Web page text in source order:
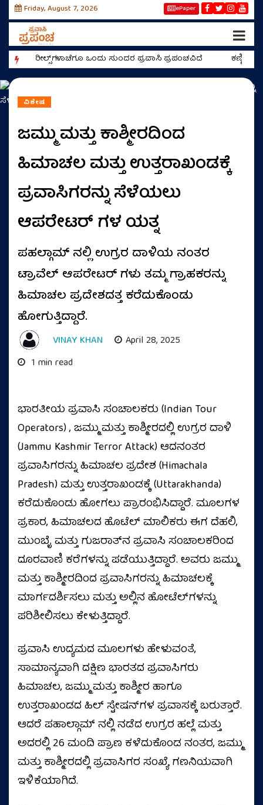
Friday, August 7, 2026 ePaper
ರೀಲ್ಸ್‌ಗಳಾಚೆಗೂ ಒಂದು ಸುಂದರ ಪ್ರವಾಸಿ ಪ್ರಪಂಚವಿದೆ ಕಣ್ಣಿಗೆ
ವಿಶೇಷ
ಜಮ್ಮು ಮತ್ತು ಕಾಶ್ಮೀರದಿಂದ
ಹಿಮಾಚಲ ಮತ್ತು ಉತ್ತರಾಖಂಡಕ್ಕೆ
ಪ್ರವಾಸಿಗರನ್ನು ಸೆಳೆಯಲು
ಆಪರೇಟರ್ ಗಳ ಯತ್ನ
ಪಹಲ್ಗಾಮ್ ನಲ್ಲಿ ಉಗ್ರರ ದಾಳಿಯ ನಂತರ
ಟ್ರಾವೆಲ್ ಆಪರೇಟರ್ ಗಳು ತಮ್ಮ ಗ್ರಾಹಕರನ್ನು
ಹಿಮಾಚಲ ಪ್ರದೇಶದತ್ತ ಕರೆದುಕೊಂಡು
ಹೋಗುತ್ತಿದ್ದಾರೆ.
VINAY KHAN
April 28, 2025
1 min read
ಭಾರತೀಯ ಪ್ರವಾಸಿ ಸಂಚಾಲಕರು (Indian Tour
Operators) , ಜಮ್ಮು ಮತ್ತು ಕಾಶ್ಮೀರದಲ್ಲಿ ಉಗ್ರರ ದಾಳಿ
(Jammu Kashmir Terror Attack) ಆದನಂತರ
ಪ್ರವಾಸಿಗರನ್ನು ಹಿಮಾಚಲ ಪ್ರದೇಶ (Himachala
Pradesh) ಮತ್ತು ಉತ್ತರಾಖಂಡಕ್ಕೆ (Uttarakhanda)
ಕರೆದುಕೊಂಡು ಹೋಗಲು ಪ್ರಾರಂಭಿಸಿದ್ದಾರೆ. ಮೂಲಗಳ
ಪ್ರಕಾರ, ಹಿಮಾಚಲದ ಹೊಟೆಲ್ ಮಾಲಿಕರು ಈಗ ದೆಹಲಿ,
ಮುಂಬೈ ಮತ್ತು ಗುಜರಾತ್‌ನ ಪ್ರವಾಸಿ ಸಂಚಾಲಕರಿಂದ
ದೂರವಾಣಿ ಕರೆಗಳನ್ನು ಪಡೆಯುತ್ತಿದ್ದಾರೆ. ಅವರು ಜಮ್ಮು
ಮತ್ತು ಕಾಶ್ಮೀರದಿಂದ ಪ್ರವಾಸಿಗರನ್ನು ಹಿಮಾಚಲಕ್ಕೆ
ಮಾರ್ಗದರ್ಶಿಸಲು ಮತ್ತು ಅಲ್ಲಿನ ಹೋಟೆಲ್‌ಗಳನ್ನು
ಪರಿಶೀಲಿಸಲು ಕೇಳುತ್ತಿದ್ದಾರೆ.
ಪ್ರವಾಸಿ ಉದ್ಯಮದ ಮೂಲಗಳು ಹೇಳುವಂತೆ,
ಸಾಮಾನ್ಯವಾಗಿ ದಕ್ಷಿಣ ಭಾರತದ ಪ್ರವಾಸಿಗರು
ಹಿಮಾಚಲ, ಜಮ್ಮು ಮತ್ತು ಕಾಶ್ಮೀರ ಹಾಗೂ
ಉತ್ತರಾಖಂಡದ ಹಿಲ್ ಸ್ಟೇಷನ್‌ಗಳ ಪ್ರವಾಸಕ್ಕೆ ಬರುತ್ತಾರೆ.
ಆದರೆ ಪಹಾಲ್ಗಾಮ್ ನಲ್ಲಿ ನಡೆದ ಉಗ್ರರ ಹಲ್ಲೆ ಮತ್ತು
ಅದರಲ್ಲಿ 26 ಮಂದಿ ಪ್ರಾಣ ಕಳೆದುಕೊಂಡ ನಂತರ, ಜಮ್ಮು
ಮತ್ತು ಕಾಶ್ಮೀರದಲ್ಲಿ ಪ್ರವಾಸಿಗರ ಸಂಖ್ಯೆ ಗಣನಿಯವಾಗಿ
ಇಳಿಕೆಯಾಗಿದೆ.